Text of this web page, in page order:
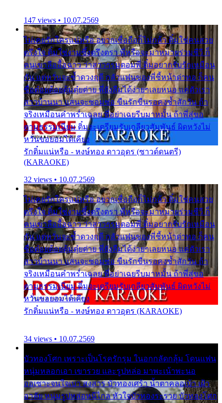
147 views • 10.07.2569
ไม่เคยรักใครแน่หรือ อยากเชื่อถือก็ไม่กล้า ติ๋มใช่คนสวย
ตรึงใจ ติ๋มใช่งามซึ้งตรึงตรา พี่หรือจะมาหมายร่วมชีวี ก็
คนเขาลืออื้อฉาว ว่าสาวๆรุมตอมพี่ ติ๋มอยากรับรักเหมือน
กัน แต่หวั่นจะช้ำดวงฤดี กลัวแฟนของพี่ชี้หน้าด่าทอ ก็คน
ชื่อต๋อยต้อยตุ้มตุ๋ยต่าย พี่ยังลืมได้ง่ายๆเลยหนอ แค่ตัวเรา
สาวบ้านนา แสนจะซอมซ่อ ขืนรักขืนรอคงช้ำสักวัน ถ้า
จริงเหมือนคำพร่ำเฉลย พี่อย่าเฉยรีบมาหมั้น ถ้าพี่สู่ขอ
ตามธรรมเนียม ติ๋มจะเตรียมรับเกลียวสัมพันธ์ ผิดหวังไม่
หวั่นขอยอมได้เคียง
รักติ๋มแน่หรือ - หงษ์ทอง ดาวอุดร (ซาวด์ดนตรี)
(KARAOKE)
32 views • 10.07.2569
ไม่เคยรักใครแน่หรือ อยากเชื่อถือก็ไม่กล้า ติ๋มใช่คนสวย
ตรึงใจ ติ๋มใช่งามซึ้งตรึงตรา พี่หรือจะมาหมายร่วมชีวี ก็
คนเขาลืออื้อฉาว ว่าสาวๆรุมตอมพี่ ติ๋มอยากรับรักเหมือน
กัน แต่หวั่นจะช้ำดวงฤดี กลัวแฟนของพี่ชี้หน้าด่าทอ ก็คน
ชื่อต๋อยต้อยตุ้มตุ๋ยต่าย พี่ยังลืมได้ง่ายๆเลยหนอ แค่ตัวเรา
สาวบ้านนา แสนจะซอมซ่อ ขืนรักขืนรอคงช้ำสักวัน ถ้า
จริงเหมือนคำพร่ำเฉลย พี่อย่าเฉยรีบมาหมั้น ถ้าพี่สู่ขอ
ตามธรรมเนียม ติ๋มจะเตรียมรับเกลียวสัมพันธ์ ผิดหวังไม่
หวั่นขอยอมได้เคียง
รักติ๋มแน่หรือ - หงษ์ทอง ดาวอุดร (KARAOKE)
34 views • 10.07.2569
บัวทองโศก เพราะเป็นโรครักรุม ในอกกลัดกลุ้ม โดนแฟน
หนุ่มหลอกเอา เขารวย และรูปหล่อ มาพะเน้าพะนอ
ออเซาะจนใจเบา สงสาร บัวทองเศร้า น้ำตาคลอเบ้า เฝ้า
อาลัย หนุ่มรูปหล่อหนีไกล หัวใจบัวทองระรวย บัวทองโศก